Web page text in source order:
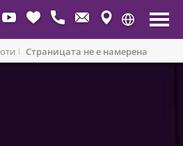
Страницата не е намерена
НЕ Е НАМЕРЕНА